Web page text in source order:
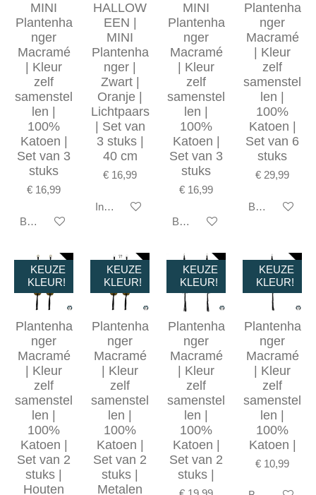
MINI
Plantenha
nger
Macramé
| Kleur
zelf
samenstel
len |
100%
Katoen |
Set van 3
stuks
€ 16,99
Bekijk details
HALLOW
EEN |
MINI
Plantenha
nger |
Zwart |
Oranje |
Lichtpaars
| Set van
3 stuks |
40 cm
€ 16,99
In winkelwagen
MINI
Plantenha
nger
Macramé
| Kleur
zelf
samenstel
len |
100%
Katoen |
Set van 3
stuks
€ 16,99
Bekijk details
Plantenha
nger
Macramé
| Kleur
zelf
samenstel
len |
100%
Katoen |
Set van 6
stuks
€ 29,99
Bekijk details
KEUZE
KLEUR!
Plantenha
nger
Macramé
| Kleur
zelf
samenstel
len |
100%
Katoen |
Set van 2
stuks |
Houten
KEUZE
KLEUR!
Plantenha
nger
Macramé
| Kleur
zelf
samenstel
len |
100%
Katoen |
Set van 2
stuks |
Metalen
KEUZE
KLEUR!
Plantenha
nger
Macramé
| Kleur
zelf
samenstel
len |
100%
Katoen |
Set van 2
stuks |
KEUZE
KLEUR!
Plantenha
nger
Macramé
| Kleur
zelf
samenstel
len |
100%
Katoen |
€ 10,99